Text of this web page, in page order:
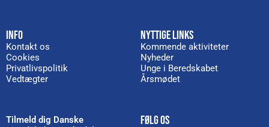
INFO
Kontakt os
Cookies
Privatlivspolitik
Vedtægter
NYTTIGE LINKS
Kommende aktiviteter
Nyheder
Unge i Beredskabet
Årsmødet
Tilmeld dig Danske
FØLG OS